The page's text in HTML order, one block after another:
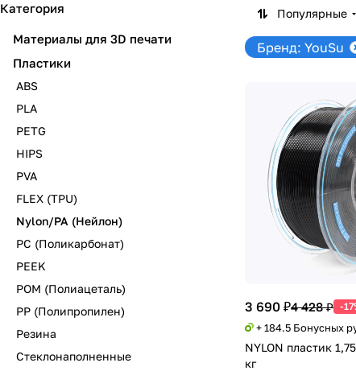
Популярные
Бренд: YouSu
3 690 ₽4 428 ₽ -
+ 184.5 Бонусных
NYLON пластик
кг
Категория
Материалы для 3D печати
Пластики
ABS
PLA
PETG
HIPS
PVA
FLEX (TPU)
Nylon/PA (Нейлон)
PC (Поликарбонат)
PEEK
POM (Полиацеталь)
PP (Полипропилен)
Резина
Стеклонаполненные